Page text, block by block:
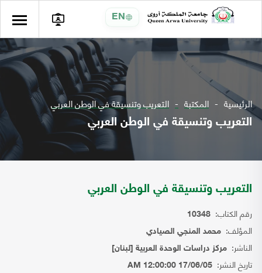
EN
الرئيسية المكتبة التعريب وتنسيقة في الوطن العربي
التعريب وتنسيقة في الوطن العربي
التعريب وتنسيقة في الوطن العربي
رقم الكتاب: 10348
المؤلف: محمد المنجي الصيادي
الناشر: مركز دراسات الوحدة العربية [لبنان]
تاريخ النشر: 17/06/05 12:00:00 AM